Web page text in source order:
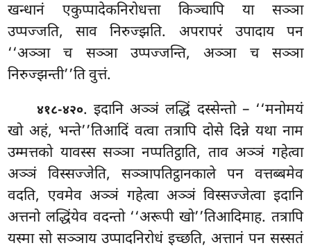
खन्धानं एकुप्पादेकनिरोधत्ता किञ्चापि या सञ्ञा
उप्पज्जति, साव निरुज्झति. अपरापरं उपादाय पन
‘‘अञ्ञा च सञ्ञा उप्पज्जन्ति, अञ्ञा च सञ्ञा
निरुज्झन्ती’’ति वुत्तं.
४१८-४२०. इदानि अञ्ञं लद्धिं दस्सेन्तो – ‘‘मनोमयं
खो अहं, भन्ते’’तिआदिं वत्वा तत्रापि दोसे दिन्ने यथा नाम
उम्मत्तको यावस्स सञ्ञा नप्पतिट्ठाति, ताव अञ्ञं गहेत्वा
अञ्ञं विस्सज्जेति, सञ्ञापतिट्ठानकाले पन वत्तब्बमेव
वदति, एवमेवअञ्ञं गहेत्वा अञ्ञं विस्सज्जेत्वा इदानि
अत्तनो लद्धिंयेव वदन्तो ‘‘अरूपी खो’’तिआदिमाह. तत्रापि
यस्मा सो सञ्ञाय उप्पादनिरोधं इच्छति, अत्तानं पन सस्सतं